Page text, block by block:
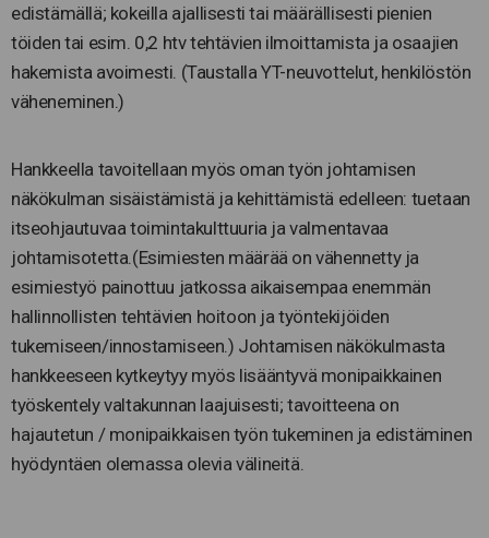
edistämällä; kokeilla ajallisesti tai määrällisesti pienien
töiden tai esim. 0,2 htv tehtävien ilmoittamista ja osaajien
hakemista avoimesti. (Taustalla YT-neuvottelut, henkilöstön
väheneminen.)
Hankkeella tavoitellaan myös oman työn johtamisen
näkökulman sisäistämistä ja kehittämistä edelleen: tuetaan
itseohjautuvaa toimintakulttuuria ja valmentavaa
johtamisotetta.(Esimiesten määrää on vähennetty ja
esimiestyö painottuu jatkossa aikaisempaa enemmän
hallinnollisten tehtävien hoitoon ja työntekijöiden
tukemiseen/innostamiseen.) Johtamisen näkökulmasta
hankkeeseen kytkeytyy myös lisääntyvä monipaikkainen
työskentely valtakunnan laajuisesti; tavoitteena on
hajautetun / monipaikkaisen työn tukeminen ja edistäminen
hyödyntäen olemassa olevia välineitä.